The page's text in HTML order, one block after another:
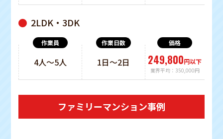
2LDK・3DK
4人〜5人 1日〜2日 249,800円以下
業界平均：350,000円
ファミリーマンション事例